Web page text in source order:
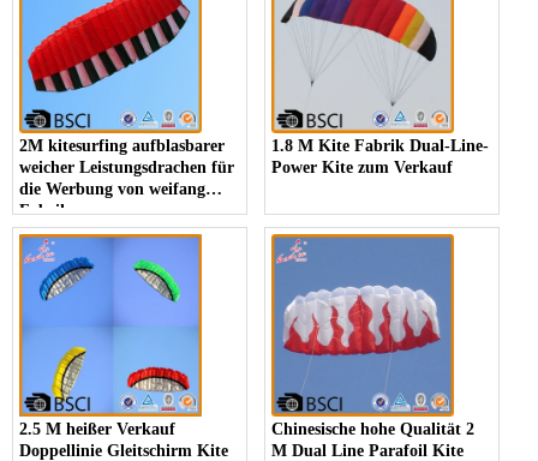
2M kitesurfing aufblasbarer
weicher Leistungsdrachen für
die Werbung von weifang
Fabrik
1.8 M Kite Fabrik Dual-Line-
Power Kite zum Verkauf
2.5 M heißer Verkauf
Doppellinie Gleitschirm Kite
Chinesische hohe Qualität 2
M Dual Line Parafoil Kite